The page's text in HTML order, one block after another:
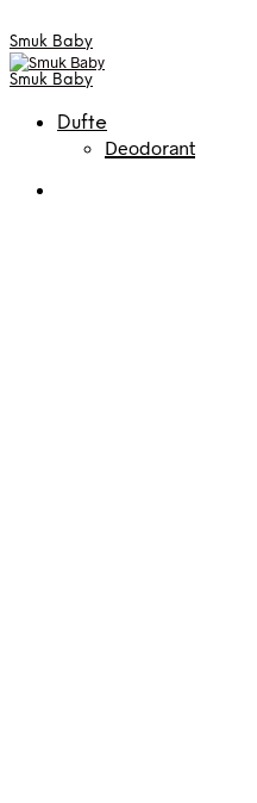
Smuk Baby
Smuk Baby
Dufte
Deodorant